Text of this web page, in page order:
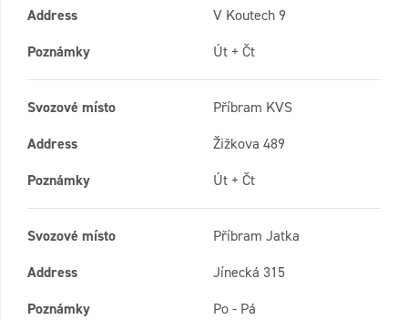
Address
V Koutech 9
Poznámky
Út + Čt
Svozové místo
Příbram KVS
Address
Žižkova 489
Poznámky
Út + Čt
Svozové místo
Příbram Jatka
Address
Jínecká 315
Poznámky
Po - Pá